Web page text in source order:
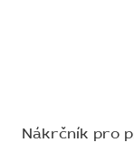
Nákrčník pro